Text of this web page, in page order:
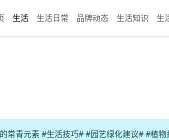
生活 生活日常 品牌动态 生活知识 生
常青元素 #生活技巧# #园艺绿化建议# #植